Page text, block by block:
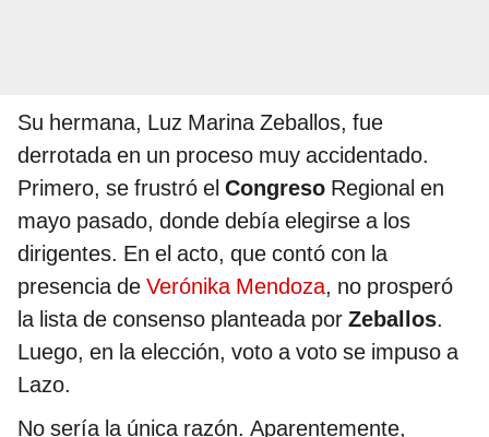
Su hermana, Luz Marina Zeballos, fue
derrotada en un proceso muy accidentado.
Primero, se frustró el Congreso Regional en
mayo pasado, donde debía elegirse a los
dirigentes. En el acto, que contó con la
presencia de Verónika Mendoza, no prosperó
la lista de consenso planteada por Zeballos.
Luego, en la elección, voto a voto se impuso a
Lazo.
No sería la única razón. Aparentemente,